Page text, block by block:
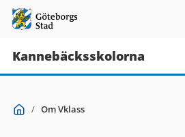
Kannebäcksskolorna
Du Start
/ Om Vklass